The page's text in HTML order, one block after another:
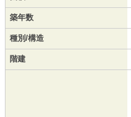
築年数
種別/構造
階建